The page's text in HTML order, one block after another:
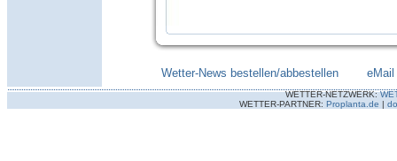
Wetter-News bestellen/abbestellen eMail
WETTER-NETZWERK:
WETTER-PARTNER: Proplanta.de |